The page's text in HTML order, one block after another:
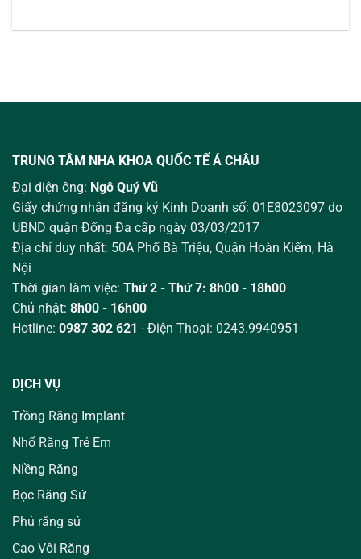
TRUNG TÂM NHA KHOA QUỐC TẾ Á CHÂU
Đại diện ông: Ngô Quý Vũ
Giấy chứng nhận đăng ký Kinh Doanh số: 01E8023097 do
UBND quận Đống Đa cấp ngày 03/03/2017
Địa chỉ duy nhất: 50A Phố Bà Triệu, Quận Hoàn Kiếm, Hà
Nội
Thời gian làm việc: Thứ 2 - Thứ 7: 8h00 - 18h00
Chủ nhật: 8h00 - 16h00
Hotline: 0987 302 621 - Điện Thoại: 0243.9940951
DỊCH VỤ
Trồng Răng Implant
Nhổ Răng Trẻ Em
Niềng Răng
Bọc Răng Sứ
Phủ răng sứ
Cao Vôi Răng